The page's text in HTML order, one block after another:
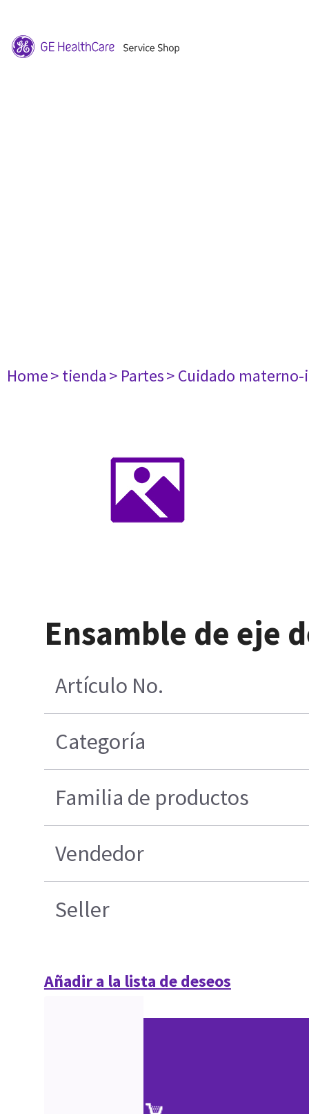
Home> tienda> Partes> Cuidado
Ensamble de eje
Artículo No.
Categoría
Familia de productos
Vendedor
Seller
Añadir a la lista de deseos